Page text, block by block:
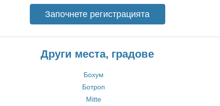
Започнете регистрацията
Други места, градове
Бохум
Ботроп
Mitte